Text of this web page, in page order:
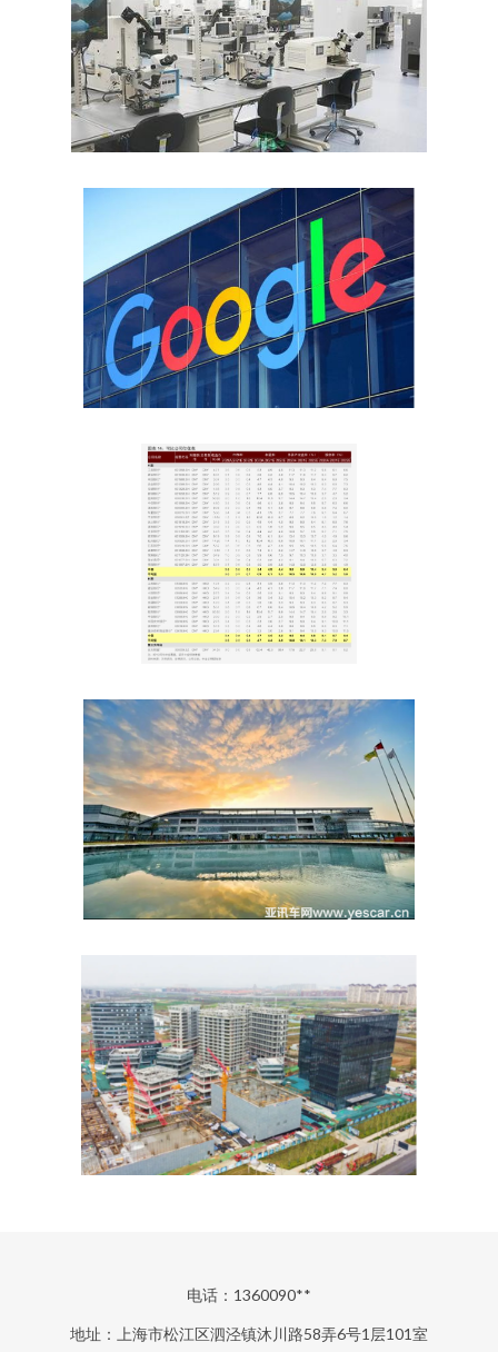
电话：1360090**
地址：上海市松江区泗泾镇沐川路58弄6号1层101室